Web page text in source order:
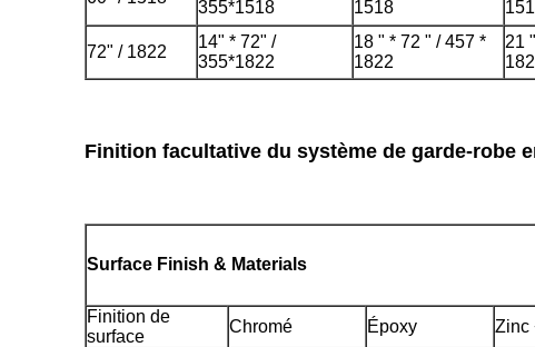
355*1518
1518
72" / 1822
14" * 72" /
355*1822
18 " * 72 " / 457 *
1822
21
Finition facultative du système de garde-robe
Surface Finish & Materials
Finition de
surface
Chromé Époxy Zinc